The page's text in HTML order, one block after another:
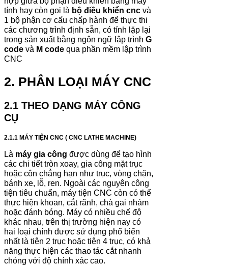
tính hay còn gọi là bộ điều khiển cnc và
1 bộ phận cơ cấu chấp hành để thực thi
các chương trình định sẵn, có tính lặp lại
trong sản xuất bằng ngôn ngữ lập trình G
code và M code qua phần mềm lập trình
CNC
2. PHÂN LOẠI MÁY CNC
2.1 THEO DẠNG MÁY CÔNG
CỤ
2.1.1 MÁY TIỆN CNC ( CNC LATHE MACHINE)
Là máy gia công được dùng để tạo hình
các chi tiết tròn xoay, gia công mặt trục
hoặc côn chẳng hạn như trục, vòng chặn,
bánh xe, lỗ, ren. Ngoài các nguyên công
tiện tiêu chuẩn, máy tiện CNC còn có thể
thực hiện khoan, cắt rãnh, chà gai nhám
hoặc đánh bóng. Máy có nhiều chế độ
khác nhau, trên thị trường hiện nay có
hai loại chính được sử dụng phổ biến
nhất là tiện 2 trục hoặc tiện 4 trục, có khả
năng thực hiện các thao tác cắt nhanh
chóng với độ chính xác cao.